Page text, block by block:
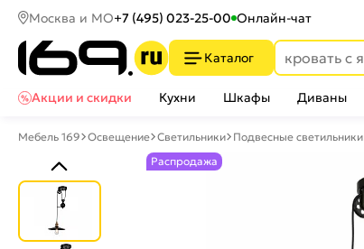
Москва и МО+7 (495) 023-25-00 Онлайн-чат
Каталог
Акции и скидки
Кухни Шкафы Диваны
Мебель 169 Освещение Светильники Подвесные светильники
Распродажа